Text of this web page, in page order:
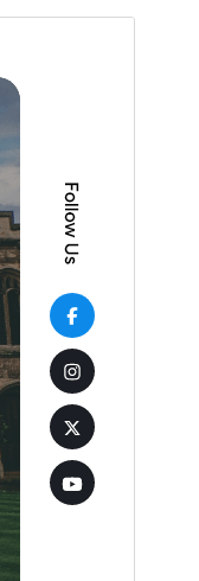
5.6